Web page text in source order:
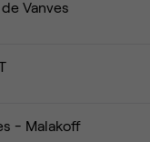
Vanves
- Malakoff